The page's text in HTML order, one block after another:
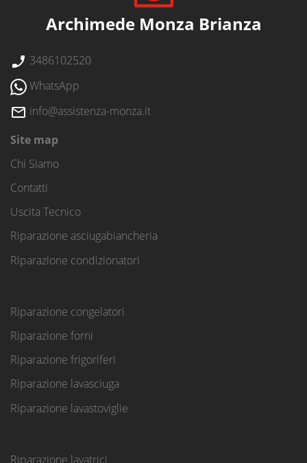
Archimede Monza Brianza
3486102520
WhatsApp
info@assistenza-monza.it
Site map
Chi Siamo
Contatti
Uscita Tecnico
Riparazione asciugabiancheria
Riparazione condizionatori
Riparazione congelatori
Riparazione forni
Riparazione frigoriferi
Riparazione lavasciuga
Riparazione lavastoviglie
Riparazione lavatrici